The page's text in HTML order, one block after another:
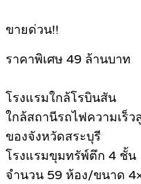
ขายด่วน!!
ราคาพิเศษ 49 ล้านบาท
โรงแรมใกล้โรบินสัน
ใกล้สถานีรถไฟความเร็ว
ของจังหวัดสระบุรี
โรงแรมขุมทรัพ์ตึก 4 ชั้น
จำนวน 59 ห้อง/ขนาด